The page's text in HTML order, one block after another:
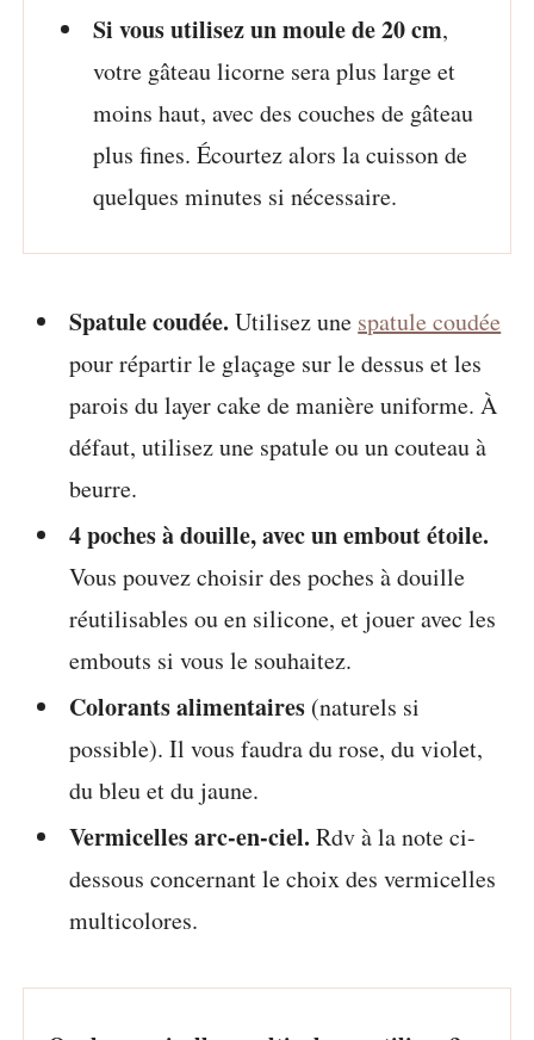
Si vous utilisez un moule de 20 cm,
votre gâteau licorne sera plus large et
moins haut, avec des couches de gâteau
plus fines. Écourtez alors la cuisson de
quelques minutes si nécessaire.
Spatule coudée. Utilisez une spatule coudée
pour répartir le glaçage sur le dessus et les
parois du layer cake de manière uniforme. À
défaut, utilisez une spatule ou un couteau à
beurre.
4 poches à douille, avec un embout étoile.
Vous pouvez choisir des poches à douille
réutilisables ou en silicone, et jouer avec les
embouts si vous le souhaitez.
Colorants alimentaires (naturels si
possible). Il vous faudra du rose, du violet,
du bleu et du jaune.
Vermicelles arc-en-ciel. Rdv à la note ci-
dessous concernant le choix des vermicelles
multicolores.